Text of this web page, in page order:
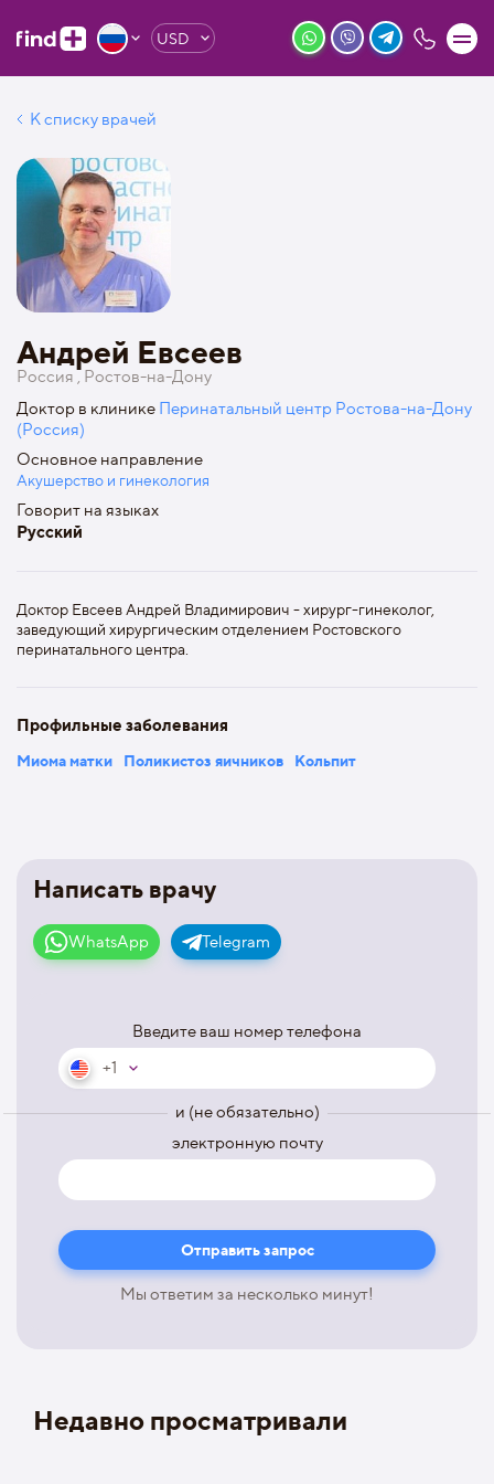
USD
К списку врачей
Написать врачу
WhatsApp Telegram
Введите ваш номер телефона
+1
и (не обязательно)
электронную почту
Мы ответим за несколько минут!
Андрей Евсеев
Россия , Ростов-на-Дону
Доктор в клинике Перинатальный центр Ростова-на-Дону
(Россия)
Основное направление
Акушерство и гинекология
Говорит на языках
Русский
Доктор Евсеев Андрей Владимирович - хирург-гинеколог,
заведующий хирургическим отделением Ростовского
перинатального центра.
Профильные заболевания
Миома матки Поликистоз яичников Кольпит
Недавно просматривали